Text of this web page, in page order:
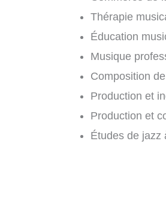
Thérapie
Éducation
Musique
Composition
Production et
Production et
Études de jazz